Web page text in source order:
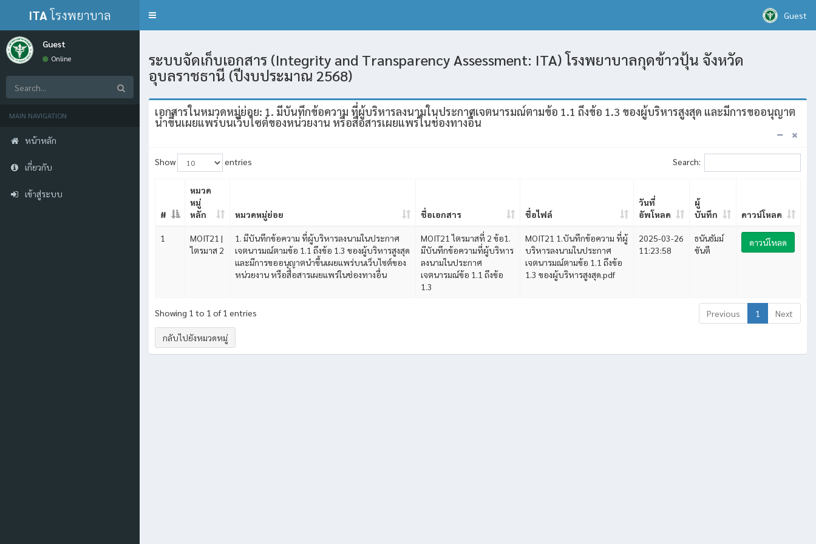
ITAโรงพยาบาล
กุดข้าวปุ้น
Toggle
Guest
Guest
Online
MAIN NAVIGATION
หน้าหลัก
เกี่ยวกับ
เข้าสู่ระบบ
ระบบจัดเก็บเอกสาร (Integrity and Transparency Assessment: ITA) โรงพยาบาลกุดข้าวปุ้น จังหวัด
อุบลราชธานี (ปีงบประมาณ 2568)
เอกสารในหมวดหมู่ย่อย: 1. มีบันทึกข้อความ ที่ผู้บริหารลงนามในประกาศเจตนารมณ์ตามข้อ 1.1 ถึงข้อ 1.3 ของผู้บริหารสูงสุด และมีการขออนุญาต
นำขึ้นเผยแพร่บนเว็บไซต์ของหน่วยงาน หรือสื่อสารเผยแพร่ในช่องทางอื่น
Show entries Search:
#
หมวด
หมู่
หลัก
หมวดหมู่ย่อย ชื่อเอกสาร ชื่อไฟล์
วันที่
อัพโหลด
ผู้
บันทึก
ดาวน์โหลด
1
MOIT21 |
ไตรมาส 2
1. มีบันทึกข้อความ ที่ผู้บริหารลงนามในประกาศ
เจตนารมณ์ตามข้อ 1.1 ถึงข้อ 1.3 ของผู้บริหารสูงสุด
และมีการขออนุญาตนำขึ้นเผยแพร่บนเว็บไซต์ของ
หน่วยงาน หรือสื่อสารเผยแพร่ในช่องทางอื่น
MOIT21 ไตรมาสที่ 2 ข้อ1.
มีบันทึกข้อความที่ผู้บริหาร
ลงนามในประกาศ
เจตนารมณ์ข้อ 1.1 ถึงข้อ
1.3
MOIT21 1.บันทึกข้อความ ที่ผู้
บริหารลงนามในประกาศ
เจตนารมณ์ตามข้อ 1.1 ถึงข้อ
1.3 ของผู้บริหารสูงสุด.pdf
2025-03-26
11:23:58
ธนันธัมม์
ขันตี
ดาวน์โหลด
Showing 1 to 1 of 1 entries Previous 1 Next
กลับไปยังหมวดหมู่